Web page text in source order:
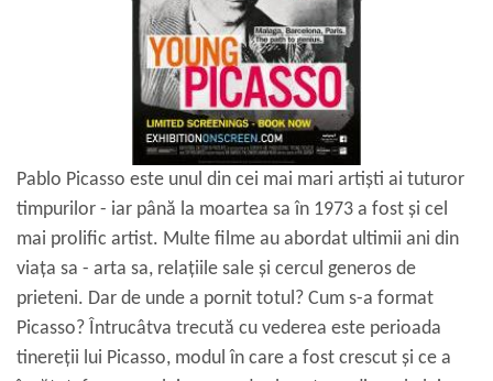
Pablo Picasso este unul din cei mai mari artiști ai tuturor
timpurilor - iar până la moartea sa în 1973 a fost și cel
mai prolific artist. Multe filme au abordat ultimii ani din
viața sa - arta sa, relațiile sale și cercul generos de
prieteni. Dar de unde a pornit totul? Cum s-a format
Picasso? Întrucâtva trecută cu vederea este perioada
tinereții lui Picasso, modul în care a fost crescut și ce a